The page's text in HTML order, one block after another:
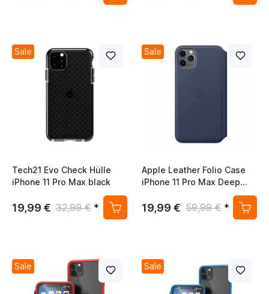
Sale
Tech21 Evo Check Hülle
iPhone 11 Pro Max black
19,99 € 32,99 € *
Sale
Apple Leather Folio Case
iPhone 11 Pro Max Deep
19,99 € 59,99 € *
Sale Sale